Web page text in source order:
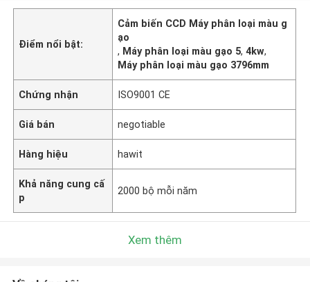
Điểm nổi bật:
Cảm biến CCD Máy phân loại màu g
ạo
, Máy phân loại màu gạo 5,4kw,
Máy phân loại màu gạo 3796mm
Chứng nhận ISO9001 CE
Giá bán negotiable
Hàng hiệu hawit
Khả năng cung cấ
p
2000 bộ mỗi năm
Xem thêm